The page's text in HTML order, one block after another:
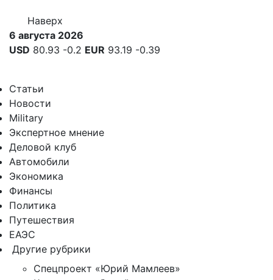
Наверх
6 августа 2026
USD 80.93 -0.2 EUR 93.19 -0.39
Статьи
Новости
Military
Экспертное мнение
Деловой клуб
Автомобили
Экономика
Финансы
Политика
Путешествия
ЕАЭС
Другие рубрики
Спецпроект «Юрий Мамлеев»